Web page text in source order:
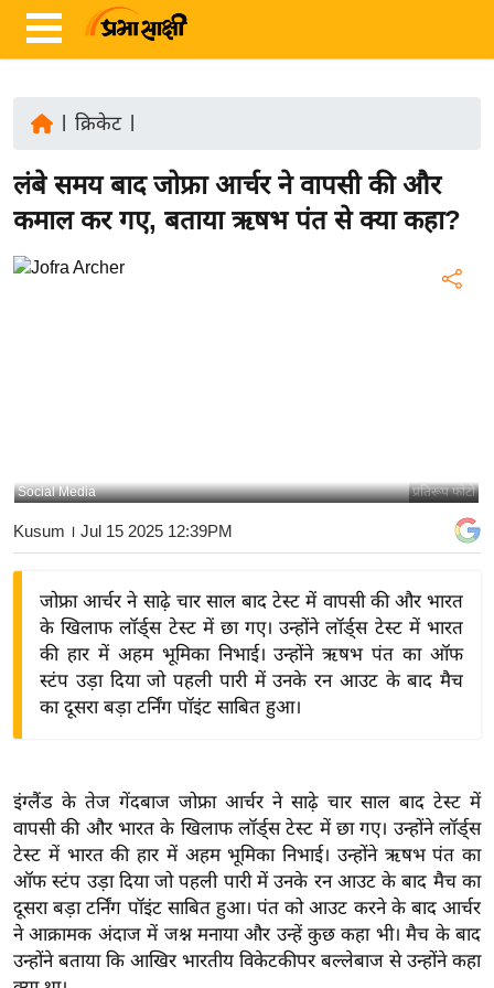
ज़ा
ख
र
ष्ट्री
बि
द्यो
ग
त
वि
शे
ष
ज्ञ
रा
क्रिकेट|
लंबे समय बाद जोफ्रा आर्चर ने वापसी की और
कमाल कर गए, बताया ऋषभ पंत से क्या कहा?
प्रतिरूप फोटो
Social Media
Kusum । Jul 15 2025 12:39PM
जोफ्रा आर्चर ने साढ़े चार साल बाद टेस्ट में वापसी की और भारत
के खिलाफ लॉर्ड्स टेस्ट में छा गए। उन्होंने लॉर्ड्स टेस्ट में भारत
की हार में अहम भूमिका निभाई। उन्होंने ऋषभ पंत का ऑफ
स्टंप उड़ा दिया जो पहली पारी में उनके रन आउट के बाद मैच
का दूसरा बड़ा टर्निंग पॉइंट साबित हुआ।
इंग्लैंड के तेज गेंदबाज जोफ्रा आर्चर ने साढ़े चार साल बाद टेस्ट में
वापसी की और भारत के खिलाफ लॉर्ड्स टेस्ट में छा गए। उन्होंने लॉर्ड्स
टेस्ट में भारत की हार में अहम भूमिका निभाई। उन्होंने ऋषभ पंत का
ऑफ स्टंप उड़ा दिया जो पहली पारी में उनके रन आउट के बाद मैच का
दूसरा बड़ा टर्निंग पॉइंट साबित हुआ। पंत को आउट करने के बाद आर्चर
ने आक्रामक अंदाज में जश्न मनाया और उन्हें कुछ कहा भी। मैच के बाद
उन्होंने बताया कि आखिर भारतीय विकेटकीपर बल्लेबाज से उन्होंने कहा